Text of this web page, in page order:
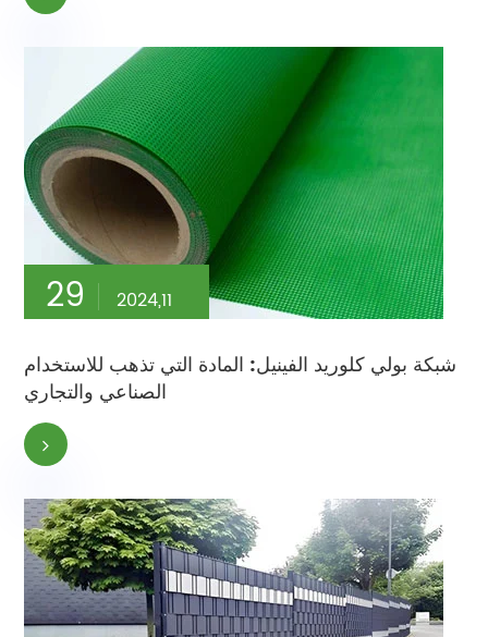
29 2024,11
شبكة بولي كلوريد الفينيل: المادة التي تذهب للاستخدام
الصناعي والتجاري